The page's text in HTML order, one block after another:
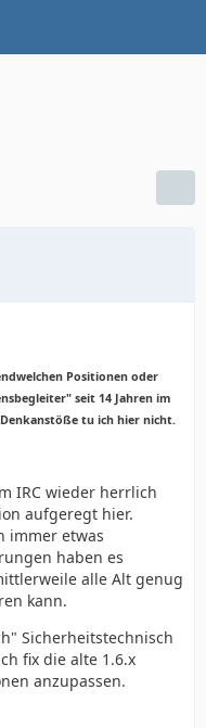
Positionen oder
seit 14 Jahren im
tu ich hier nicht.
IRC wieder herrlich
aufgeregt hier.
immer etwas
haben es
alle Alt genug
kann.
Sicherheitstechnisch
fix die alte 1.6.x
anzupassen.